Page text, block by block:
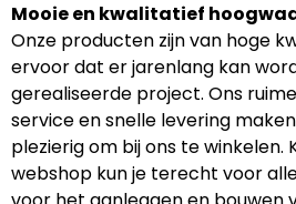
Mooie en kwalitatief
Onze producten zijn van hoge
ervoor dat er jarenlang kan
gerealiseerde project. Ons
service en snelle levering
plezierig om bij ons te winkelen.
webshop kun je terecht voor